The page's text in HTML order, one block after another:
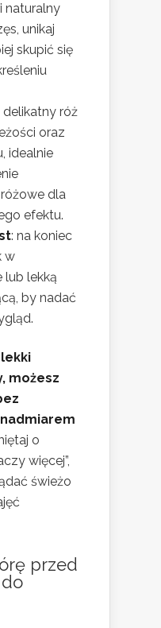
naturalny
unikaj
skupić się
delikatny róż
oraz
idealnie
dla
efektu.
: na koniec
w
lub lekką
by nadać
możesz
o
więcej”,
świeżo
przed